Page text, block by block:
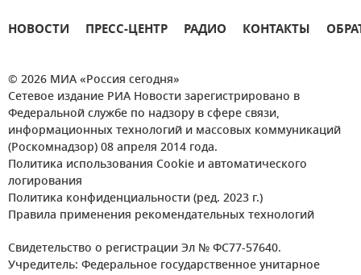
НОВОСТИ ПРЕСС-ЦЕНТР РАДИО КОНТАКТЫ
© 2026 МИА «Россия сегодня»
Сетевое издание РИА Новости зарегистрировано в
Федеральной службе по надзору в сфере связи,
информационных технологий и массовых коммуникаций
(Роскомнадзор) 08 апреля 2014 года.
Политика использования Cookie и автоматического
логирования
Политика конфиденциальности (ред. 2023 г.)
Правила применения рекомендательных технологий
Свидетельство о регистрации Эл № ФС77-57640.
Учредитель: Федеральное государственное унитарное